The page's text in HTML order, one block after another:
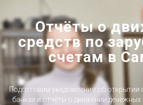
Отчёты о
средств по
счетам в
Подготовим уведомления об открытии
банках и отчёты о движении денежных